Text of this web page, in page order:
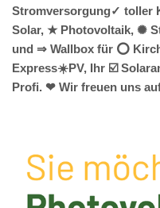
Stromversorgung✓ toller
Solar, ★ Photovoltaik, ✺
und ⇒ Wallbox für ⭕
Express☀️PV️, Ihr ☑️
Profi. ❤ Wir freuen uns